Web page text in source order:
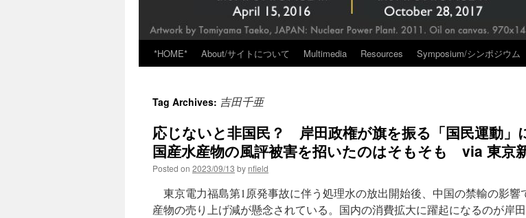
*HOME* About/サイトについて Multimedia Resources Symposium/シンポジウム
Tag Archives: 吉田千亜
応じないと非国民？ 岸田政権が旗を振る「国民運動」
国産水産物の風評被害を招いたのはそもそも via 東京
Posted on 2023/09/13 by nfield
東京電力福島第1原発事故に伴う処理水の放出開始後、中国の禁輸の影響
産物の売り上げ減が懸念されている。国内の消費拡大に躍起になるのが岸